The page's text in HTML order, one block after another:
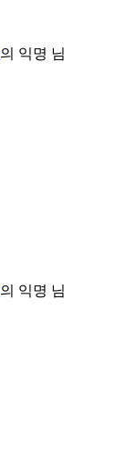
의 익명 님
의 익명 님